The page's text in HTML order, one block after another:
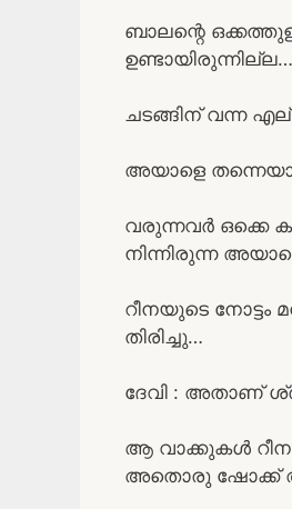
ബാലന്റെ
ചടങ്ങിന് വന്ന
അയാളെ
വരുന്നവർ ഒക്കെ
നിന്നിരുന്ന
റീനയുടെ നോട്ടം
തിരിച്ചു…
ദേവി : അതാണ്
ആ വാക്കുകൾ
അതൊരു ഷോക്ക്